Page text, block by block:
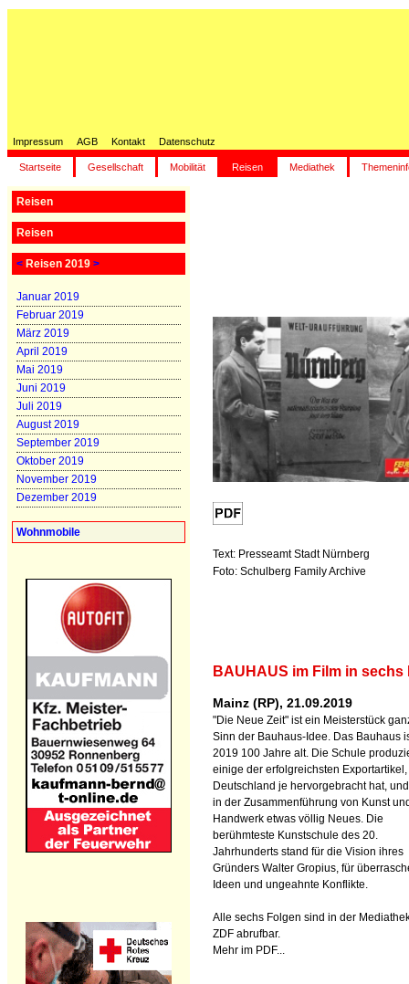
Impressum AGB Kontakt Datenschutz
Startseite Gesellschaft Mobilität Reisen Mediathek
Reisen
Reisen
< Reisen 2019 >
Januar 2019
Februar 2019
März 2019
April 2019
Mai 2019
Juni 2019
Juli 2019
August 2019
September 2019
Oktober 2019
November 2019
Dezember 2019
Wohnmobile
Text: Presseamt Stadt Nürnberg
Foto: Schulberg Family Archive
BAUHAUS im Film in sechs
Mainz (RP), 21.09.2019
"Die Neue Zeit" ist ein Meisterstück
Sinn der Bauhaus-Idee. Das Bauhaus
2019 100 Jahre alt. Die Schule
einige der erfolgreichsten
Deutschland je hervorgebracht hat,
in der Zusammenführung von Kunst
Handwerk etwas völlig Neues. Die
berühmteste Kunstschule des 20.
Jahrhunderts stand für die Vision ihres
Gründers Walter Gropius, für
Ideen und ungeahnte Konflikte.
Alle sechs Folgen sind in der
ZDF abrufbar.
Mehr im PDF...